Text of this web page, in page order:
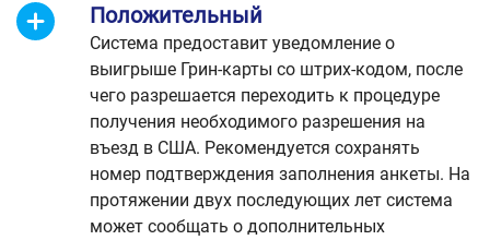
Положительный
Система предоставит уведомление о
выигрыше Грин-карты со штрих-кодом, после
чего разрешается переходить к процедуре
получения необходимого разрешения на
въезд в США. Рекомендуется сохранять
номер подтверждения заполнения анкеты. На
протяжении двух последующих лет система
может сообщать о дополнительных